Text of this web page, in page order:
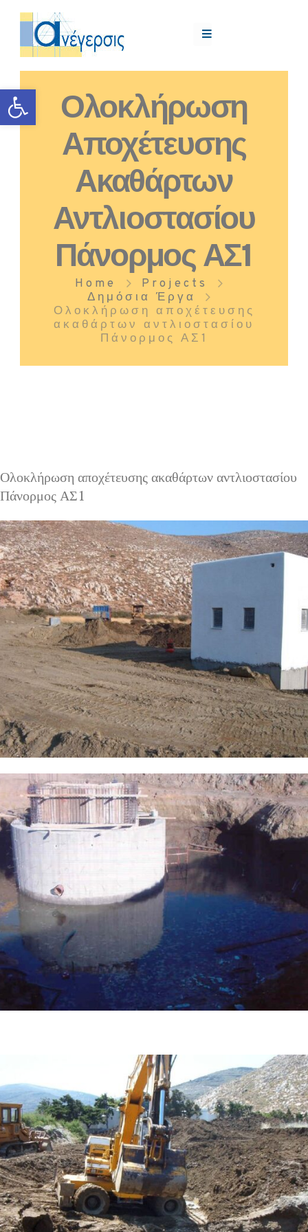
Ανοίξτε τη γραμμή εργαλείωνΟλοκλήρωση
Αποχέτευσης
Ακαθάρτων
Αντλιοστασίου
Πάνορμος ΑΣ1
Home
Projects
Δημόσια Έργα
Ολοκλήρωση αποχέτευσης
ακαθάρτων αντλιοστασίου
Πάνορμος ΑΣ1
Ολοκλήρωση αποχέτευσης ακαθάρτων αντλιοστασίου
Πάνορμος ΑΣ1